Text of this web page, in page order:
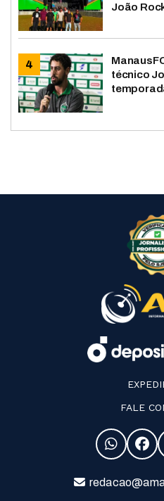
João
técnico
FALE